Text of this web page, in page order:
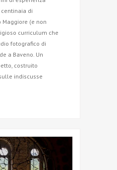
di
(e non
curriculum che
fotografico di
a Baveno. Un
costruito
indiscusse